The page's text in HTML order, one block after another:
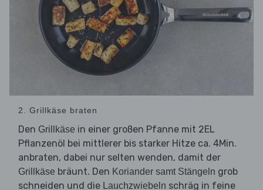
2. Grillkäse braten
Den Grillkäse in einer großen Pfanne mit 2EL
Pflanzenöl bei mittlerer bis starker Hitze ca. 4Min.
anbraten, dabei nur selten wenden, damit der
Grillkäse bräunt. Den Koriander samt Stängeln grob
schneiden und die Lauchzwiebeln schräg in feine